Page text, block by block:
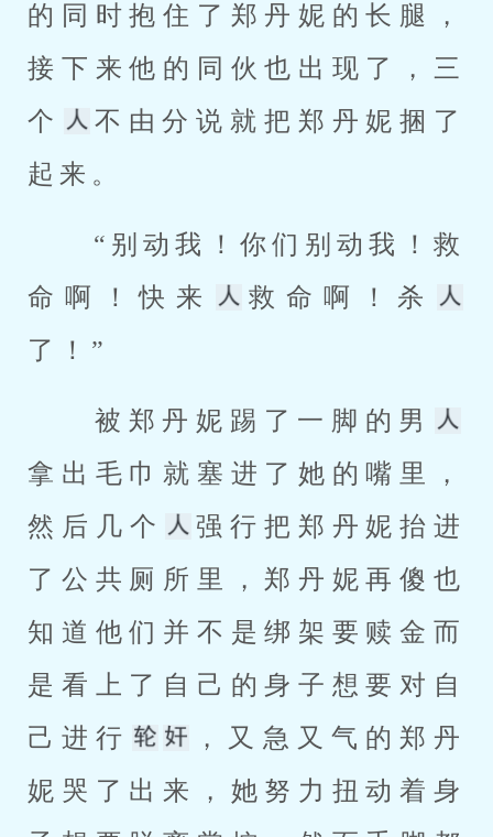
的同时抱住了郑丹妮的长腿，
接下来他的同伙也出现了，三
个
不由分说就把郑丹妮捆了
起来。
命啊！快来
救命啊！杀
了！”
被郑丹妮踢了一脚的男
拿出毛巾就塞进了她的嘴里，
然后几个
强行把郑丹妮抬进
了公共厕所里，郑丹妮再傻也
知道他们并不是绑架要赎金而
是看上了自己的身子想要对自
己进行
，又急又气的郑丹
妮哭了出来，她努力扭动着身